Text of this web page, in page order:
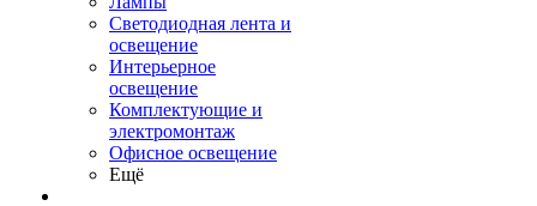
Светодиодная лента и
освещение
Интерьерное
освещение
Комплектующие и
электромонтаж
Офисное освещение
Ещё